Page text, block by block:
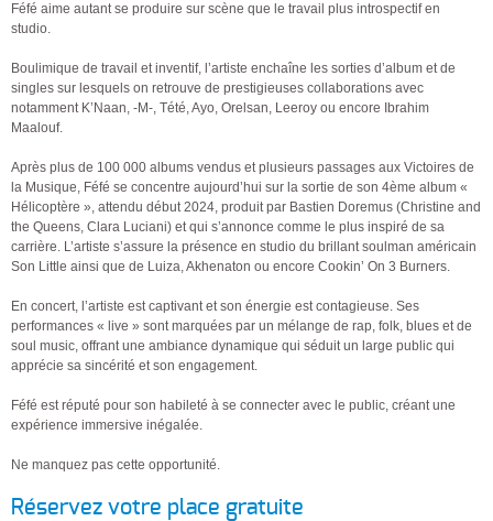
Féfé aime autant se produire sur scène que le travail plus introspectif en
studio.
Boulimique de travail et inventif, l’artiste enchaîne les sorties d’album et de
singles sur lesquels on retrouve de prestigieuses collaborations avec
notamment K’Naan, -M-, Tété, Ayo, Orelsan, Leeroy ou encore Ibrahim
Maalouf.
Après plus de 100 000 albums vendus et plusieurs passages aux Victoires de
la Musique, Féfé se concentre aujourd’hui sur la sortie de son 4ème album «
Hélicoptère », attendu début 2024, produit par Bastien Doremus (Christine and
the Queens, Clara Luciani) et qui s’annonce comme le plus inspiré de sa
carrière. L’artiste s’assure la présence en studio du brillant soulman américain
Son Little ainsi que de Luiza, Akhenaton ou encore Cookin’ On 3 Burners.
En concert, l’artiste est captivant et son énergie est contagieuse. Ses
performances « live » sont marquées par un mélange de rap, folk, blues et de
soul music, offrant une ambiance dynamique qui séduit un large public qui
apprécie sa sincérité et son engagement.
Féfé est réputé pour son habileté à se connecter avec le public, créant une
expérience immersive inégalée.
Ne manquez pas cette opportunité.
Réservez votre place gratuite